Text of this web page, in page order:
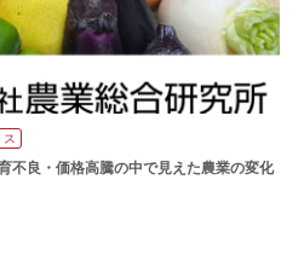
不良・価格高騰の中で見えた農業の変化